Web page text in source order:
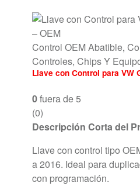
Control OEM Abatible,
Controles, Chips Y
Llave con Control para VW
0fuera de 5
(0)
Descripción Corta del
Llave con control tipo
a 2016. Ideal para
con programación.